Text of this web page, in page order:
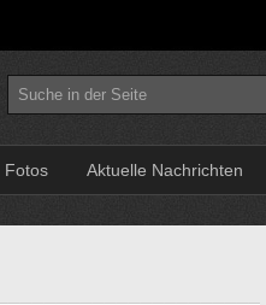
Fotos Aktuelle Nachrichten